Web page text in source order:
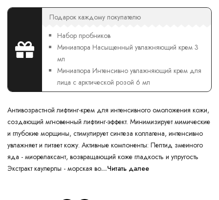
Подарок каждому покупателю
Набор пробников
Миниатюра Насыщенный увлажняющий крем 3
мл
Миниатюра Интенсивно увлажняющий крем для
лица с арктической розой 6 мл
Антивозрастной лифтинг-крем для интенсивного омоложения кожи,
создающий мгновенный лифтинг-эффект. Минимизирует мимические
и глубокие морщины, стимулирует синтеза коллагена, интенсивно
увлажняет и питает кожу. Активные компоненты: Пептид змеиного
яда - миорелаксант, возвращающий коже гладкость и упругость
Экстракт каулерпы - морская во...Читать далее